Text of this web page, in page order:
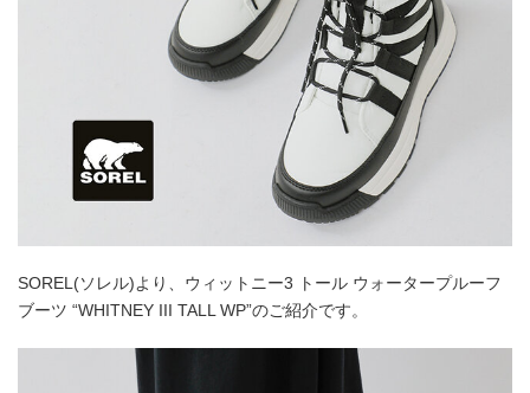
SOREL(ソレル)より、ウィットニー3 トール ウォータープルーフ
ブーツ “WHITNEY III TALL WP”のご紹介です。